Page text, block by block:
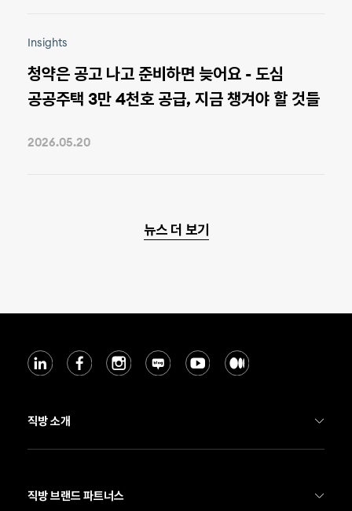
Insights
청약은 공고 나고 준비하면 늦어요 - 도심
공공주택 3만 4천호 공급, 지금 챙겨야 할 것들
2026.05.20
뉴스 더 보기
직방 소개
직방 부동산 서비스
직방 브랜드 파트너스